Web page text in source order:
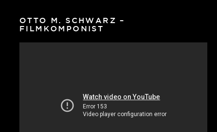
OTTO M. SCHWARZ –
FILMKOMPONIST